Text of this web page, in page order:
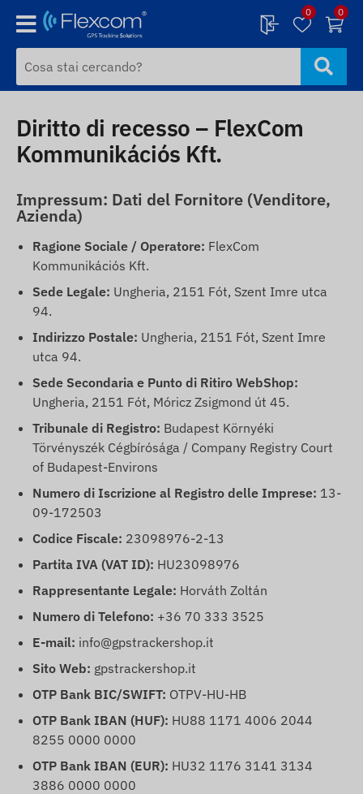
0 0
Diritto di recesso – FlexCom
Kommunikációs Kft.
Impressum: Dati del Fornitore (Venditore,
Azienda)
Ragione Sociale / Operatore: FlexCom
Kommunikációs Kft.
Sede Legale: Ungheria, 2151 Fót, Szent Imre utca
94.
Indirizzo Postale: Ungheria, 2151 Fót, Szent Imre
utca 94.
Sede Secondaria e Punto di Ritiro WebShop:
Ungheria, 2151 Fót, Móricz Zsigmond út 45.
Tribunale di Registro: Budapest Környéki
Törvényszék Cégbírósága / Company Registry Court
of Budapest-Environs
Numero di Iscrizione al Registro delle Imprese: 13-
09-172503
Codice Fiscale: 23098976-2-13
Partita IVA (VAT ID): HU23098976
Rappresentante Legale: Horváth Zoltán
Numero di Telefono: +36 70 333 3525
E-mail: info@gpstrackershop.it
Sito Web: gpstrackershop.it
OTP Bank BIC/SWIFT: OTPV-HU-HB
OTP Bank IBAN (HUF): HU88 1171 4006 2044
8255 0000 0000
OTP Bank IBAN (EUR): HU32 1176 3141 3134
3886 0000 0000